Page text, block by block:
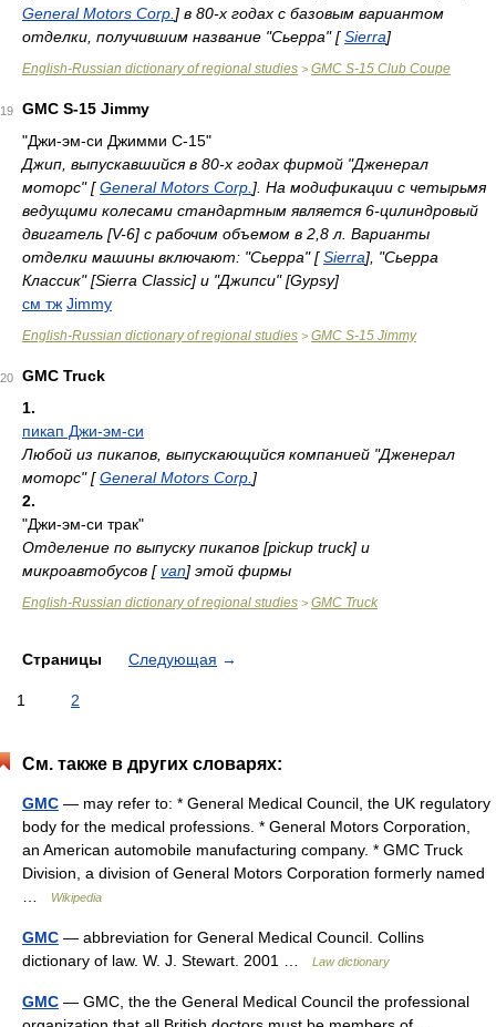
General Motors Corp. ] в 80-х годах с базовым вариантом
отделки, получившим название "Сьерра" [Sierra]
English-Russian dictionary of regional studies > GMC S-15 Club Coupe
19
GMC S-15 Jimmy
"Джи-эм-си Джимми С-15"
Джип, выпускавшийся в 80-х годах фирмой "Дженерал
моторс" [General Motors Corp. ]. На модификации с четырьмя
ведущими колесами стандартным является 6-цилиндровый
двигатель [V-6] с рабочим объемом в 2,8 л. Варианты
отделки машины включают: "Сьерра" [Sierra], "Сьерра
Классик" [Sierra Classic] и "Джипси" [Gypsy]
см тж Jimmy
English-Russian dictionary of regional studies > GMC S-15 Jimmy
20
GMC Truck
1.
пикап Джи-эм-си
Любой из пикапов, выпускающийся компанией "Дженерал
моторс" [General Motors Corp. ]
2.
"Джи-эм-си трак"
Отделение по выпуску пикапов [pickup truck] и
микроавтобусов [van] этой фирмы
English-Russian dictionary of regional studies > GMC Truck
Страницы Следующая →
1 2
См. также в других словарях:
GMC — may refer to: * General Medical Council, the UK regulatory
body for the medical professions. * General Motors Corporation,
an American automobile manufacturing company. * GMC Truck
Division, a division of General Motors Corporation formerly named
Wikipedia
GMC — abbreviation for General Medical Council. Collins
dictionary of law. W. J. Stewart. 2001 …
Law dictionary
GMC — GMC, the the General Medical Council the professional